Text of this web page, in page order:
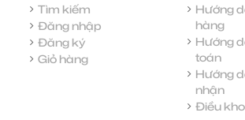
Tìm kiếm
Đăng nhập
Đăng ký
Giỏ hàng
Hướng
hàng
Hướng
toán
Hướng
nhận
Điều